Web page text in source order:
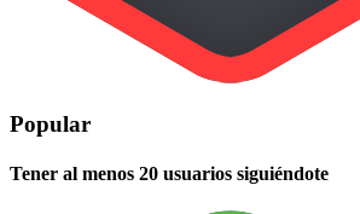
Popular
Tener al menos 20 usuarios siguiéndote